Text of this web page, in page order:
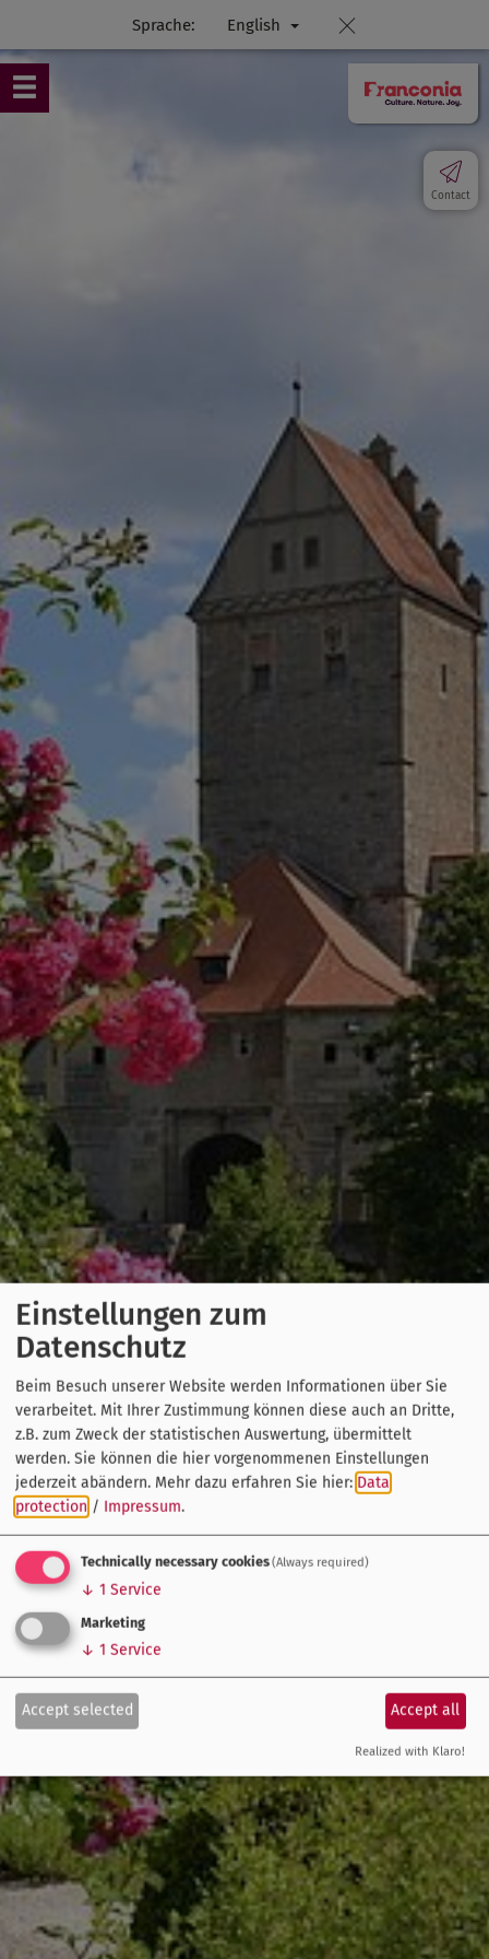
Sprache: English
Contact
Einstellungen zum
Datenschutz
Beim Besuch unserer Website werden Informationen über Sie
verarbeitet. Mit Ihrer Zustimmung können diese auch an Dritte,
z.B. zum Zweck der statistischen Auswertung, übermittelt
werden. Sie können die hier vorgenommenen Einstellungen
jederzeit abändern. Mehr dazu erfahren Sie hier: Data
protection / Impressum.
Technically necessary cookies(Always required)
↓ 1 Service
Marketing
↓ 1 Service
Accept selected Accept all
Realized with Klaro!